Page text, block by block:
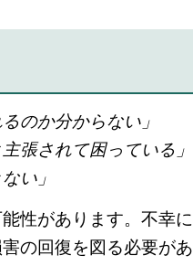
のか分からない」
張されて困っている」
い」
性があります。不幸に
の回復を図る必要があ